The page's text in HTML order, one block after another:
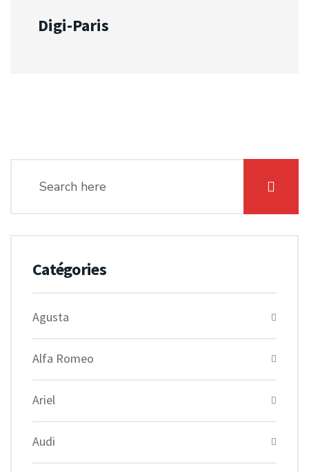
Digi-Paris
Catégories
Agusta
Alfa Romeo
Ariel
Audi